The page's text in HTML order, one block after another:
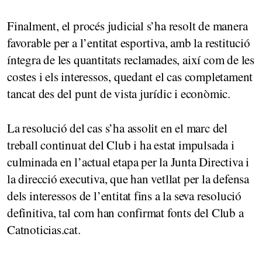
Finalment, el procés judicial s’ha resolt de manera
favorable per a l’entitat esportiva, amb la restitució
íntegra de les quantitats reclamades, així com de les
costes i els interessos, quedant el cas completament
tancat des del punt de vista jurídic i econòmic.
La resolució del cas s’ha assolit en el marc del
treball continuat del Club i ha estat impulsada i
culminada en l’actual etapa per la Junta Directiva i
la direcció executiva, que han vetllat per la defensa
dels interessos de l’entitat fins a la seva resolució
definitiva, tal com han confirmat fonts del Club a
Catnoticias.cat.